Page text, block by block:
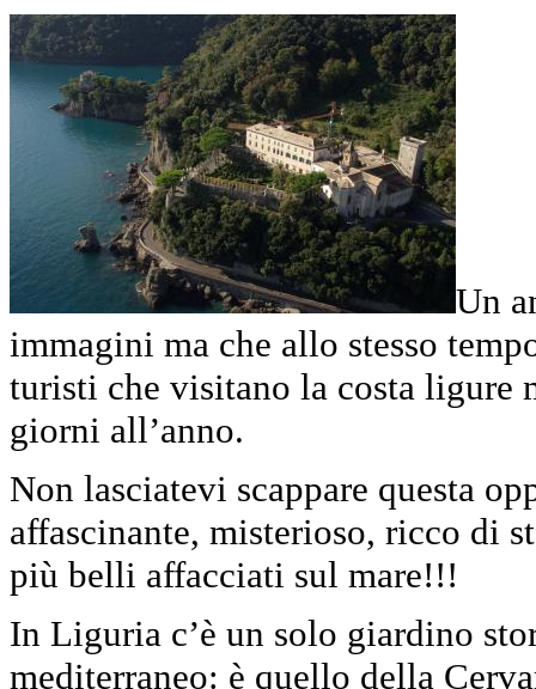
Un
immagini ma che allo stesso
turisti che visitano la costa ligure
giorni all’anno.
Non lasciatevi scappare questa
affascinante, misterioso, ricco di
più belli affacciati sul mare!!!
In Liguria c’è un solo giardino
mediterraneo: è quello della